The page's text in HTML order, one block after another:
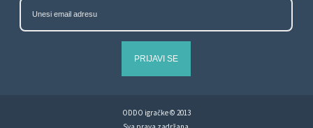
PRIJAVI SE
ODDO igračke © 2013